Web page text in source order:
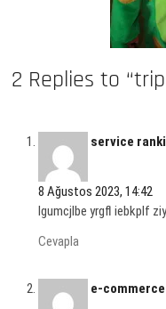
2 Replies to
service
8 Ağustos 2023, 14:42
lgumcjlbe yrgfl iebkplf
Cevapla
e-commerce